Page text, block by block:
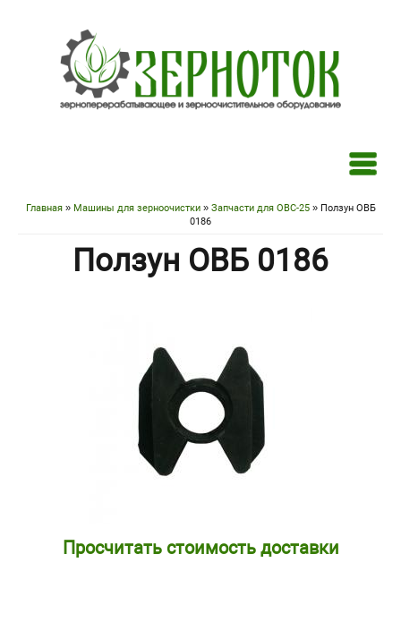
Вы здесь
Главная» Машины для зерноочистки» Запчасти для ОВС-25» Ползун ОВБ
0186
Ползун ОВБ 0186
Просчитать стоимость доставки